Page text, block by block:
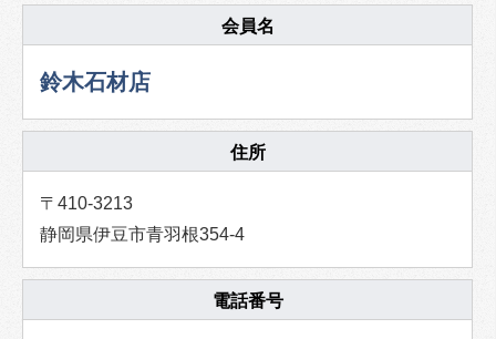
会員名
鈴木石材店
住所
〒410-3213
静岡県伊豆市青羽根354-4
電話番号